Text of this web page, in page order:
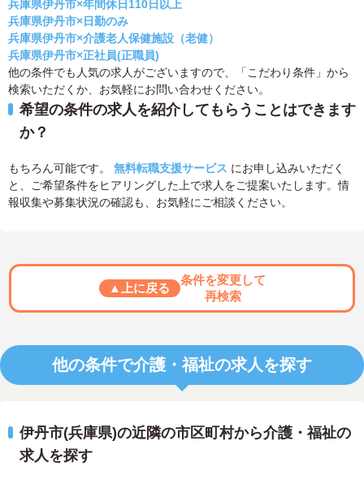
兵庫県伊丹市×年間休日110日以上
兵庫県伊丹市×日勤のみ
兵庫県伊丹市×介護老人保健施設（老健）
兵庫県伊丹市×正社員(正職員)
他の条件でも人気の求人がございますので、「こだわり条件」から
検索いただくか、お気軽にお問い合わせください。
希望の条件の求人を紹介してもらうことはできます
か？
もちろん可能です。 無料転職支援サービス にお申し込みいただく
と、ご希望条件をヒアリングした上で求人をご提案いたします。情
報収集や募集状況の確認も、お気軽にご相談ください。
▲上に戻る
条件を変更して
再検索
他の条件で介護・福祉の求人を探す
伊丹市(兵庫県)の近隣の市区町村から介護・福祉の
求人を探す